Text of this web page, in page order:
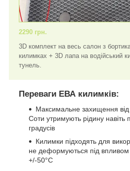
2290 грн.
3D комплект на весь салон з
килимках + 3D лапа на водійський
тунель.
Переваги ЕВА килимків:
Максимальне захищення від
Соти утримують рідину навіть
градусів
Килимки підходять для
не деформуються під
+/-50°C